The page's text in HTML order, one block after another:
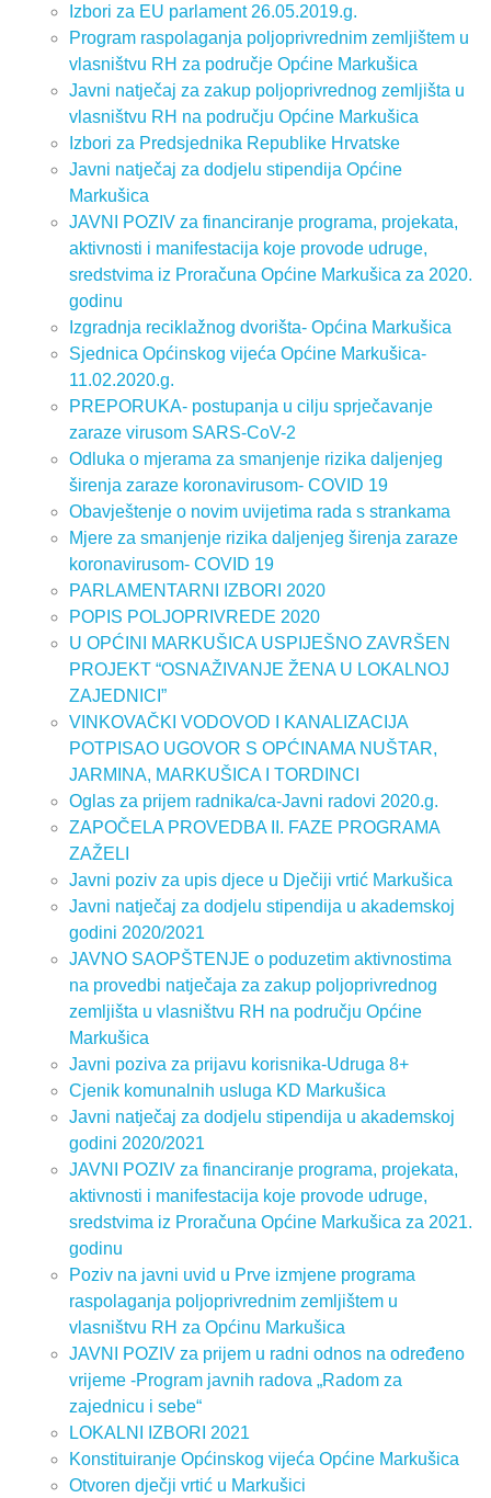
Izbori za EU parlament 26.05.2019.g.
Program raspolaganja poljoprivrednim zemljištem u
vlasništvu RH za područje Općine Markušica
Javni natječaj za zakup poljoprivrednog zemljišta u
vlasništvu RH na području Općine Markušica
Izbori za Predsjednika Republike Hrvatske
Javni natječaj za dodjelu stipendija Općine
Markušica
JAVNI POZIV za financiranje programa, projekata,
aktivnosti i manifestacija koje provode udruge,
sredstvima iz Proračuna Općine Markušica za 2020.
godinu
Izgradnja reciklažnog dvorišta- Općina Markušica
Sjednica Općinskog vijeća Općine Markušica-
11.02.2020.g.
PREPORUKA- postupanja u cilju sprječavanje
zaraze virusom SARS-CoV-2
Odluka o mjerama za smanjenje rizika daljenjeg
širenja zaraze koronavirusom- COVID 19
Obavještenje o novim uvijetima rada s strankama
Mjere za smanjenje rizika daljenjeg širenja zaraze
koronavirusom- COVID 19
PARLAMENTARNI IZBORI 2020
POPIS POLJOPRIVREDE 2020
U OPĆINI MARKUŠICA USPIJEŠNO ZAVRŠEN
PROJEKT “OSNAŽIVANJE ŽENA U LOKALNOJ
ZAJEDNICI”
VINKOVAČKI VODOVOD I KANALIZACIJA
POTPISAO UGOVOR S OPĆINAMA NUŠTAR,
JARMINA, MARKUŠICA I TORDINCI
Oglas za prijem radnika/ca-Javni radovi 2020.g.
ZAPOČELA PROVEDBA II. FAZE PROGRAMA
ZAŽELI
Javni poziv za upis djece u Dječiji vrtić Markušica
Javni natječaj za dodjelu stipendija u akademskoj
godini 2020/2021
JAVNO SAOPŠTENJE o poduzetim aktivnostima
na provedbi natječaja za zakup poljoprivrednog
zemljišta u vlasništvu RH na području Općine
Markušica
Javni poziva za prijavu korisnika-Udruga 8+
Cjenik komunalnih usluga KD Markušica
Javni natječaj za dodjelu stipendija u akademskoj
godini 2020/2021
JAVNI POZIV za financiranje programa, projekata,
aktivnosti i manifestacija koje provode udruge,
sredstvima iz Proračuna Općine Markušica za 2021.
godinu
Poziv na javni uvid u Prve izmjene programa
raspolaganja poljoprivrednim zemljištem u
vlasništvu RH za Općinu Markušica
JAVNI POZIV za prijem u radni odnos na određeno
vrijeme -Program javnih radova „Radom za
zajednicu i sebe“
LOKALNI IZBORI 2021
Konstituiranje Općinskog vijeća Općine Markušica
Otvoren dječji vrtić u Markušici